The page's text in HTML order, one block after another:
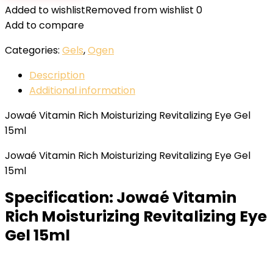
Added to wishlistRemoved from wishlist 0
Add to compare
Categories: Gels,Ogen
Description
Additional information
Jowaé Vitamin Rich Moisturizing Revitalizing Eye Gel
15ml
Jowaé Vitamin Rich Moisturizing Revitalizing Eye Gel
15ml
Specification: Jowaé Vitamin
Rich Moisturizing Revitalizing Eye
Gel 15ml